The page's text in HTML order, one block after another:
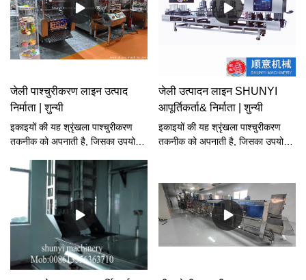
जेली पाश्चुरीकरण लाइन उत्पाद
निर्माता | शुन्यी
इकाइयों की यह श्रृंखला पाश्चुरीकरण
तकनीक को अपनाती है, जिसका उपयोग
कप खाद्य पदार्थों और पेय पदार्थों को भरने
और सील करने के बाद सफाई,
स्टरलाइज़ेशन, ठंडा करने और सुखाने के
लिए किया जाता है।शूनी: जेली
पाश्चराइजेशन लाइन उत्पादों के अग्रणी
जेली उत्पादन लाइन SHUNYI
आपूर्तिकर्ता& निर्माता | शुन्यी
इकाइयों की यह श्रृंखला पाश्चुरीकरण
तकनीक को अपनाती है, जिसका उपयोग
और सील करने के बाद सफाई,
स्टरलाइज़ेशन, ठंडा करने और सुखाने के
लिए किया जाता है।